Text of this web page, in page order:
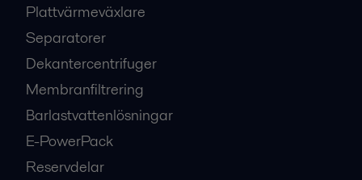
Plattvärmeväxlare
Separatorer
Dekantercentrifuger
Membranfiltrering
Barlastvattenlösningar
E-PowerPack
Reservdelar